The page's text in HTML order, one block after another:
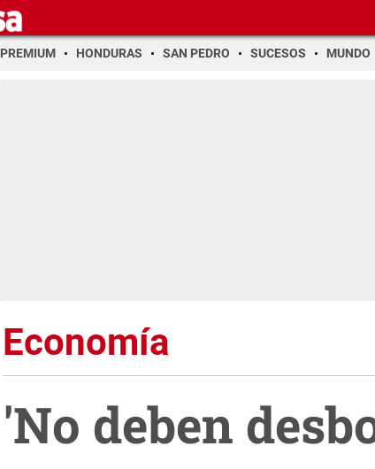
PREMIUM HONDURAS SAN PEDRO SUCESOS MUNDO
Economía
'No deben